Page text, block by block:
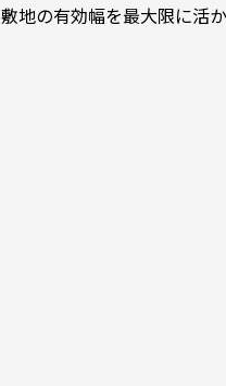
敷地の有効幅を最大限に活